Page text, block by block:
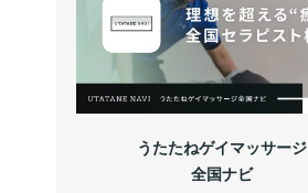
うたたねゲイマッサージ
全国ナビ